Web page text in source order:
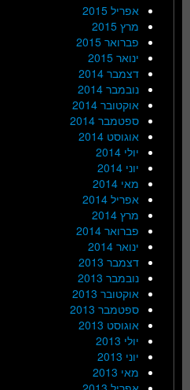
אפריל 2015
מרץ 2015
פברואר 2015
ינואר 2015
דצמבר 2014
נובמבר 2014
אוקטובר 2014
ספטמבר 2014
אוגוסט 2014
יולי 2014
יוני 2014
מאי 2014
אפריל 2014
מרץ 2014
פברואר 2014
ינואר 2014
דצמבר 2013
נובמבר 2013
אוקטובר 2013
ספטמבר 2013
אוגוסט 2013
יולי 2013
יוני 2013
מאי 2013